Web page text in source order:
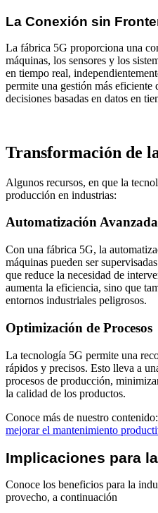
La Conexión sin
La fábrica 5G proporciona una
máquinas, los sensores y los
en tiempo real,
permite una gestión más
decisiones basadas en datos en
Transformación de
Algunos recursos, en que la
producción en industrias:
Automatización Avanzada
Con una fábrica 5G, la
máquinas pueden ser
que reduce la necesidad de
aumenta la eficiencia, sino que
entornos industriales peligrosos.
Optimización de Procesos
La tecnología 5G permite una
rápidos y precisos. Esto lleva a
procesos de producción,
la calidad de los productos.
Conoce más de nuestro contenido:
mejorar el mantenimiento
Implicaciones para
Conoce los beneficios para la
provecho, a continuación